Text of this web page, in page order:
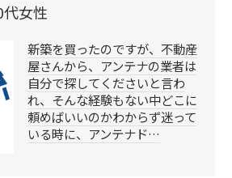
女性
新築を買ったのですが、不動産
屋さんから、アンテナの業者は
自分で探してくださいと言わ
れ、そんな経験もない中どこに
頼めばいいのかわからず迷って
いる時に、アンテナド…